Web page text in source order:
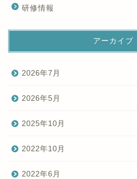
研修情報
アーカイブ
2026年7月
2026年5月
2025年10月
2022年10月
2022年6月